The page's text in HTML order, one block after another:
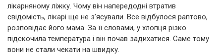
лікарняному ліжку. Чому він напередодні втратив
свідомість, лікарі ще не з’ясували. Все відбулося раптово,
розповідає його мама. За її словами, у хлопця різко
підскочила температура і він почав задихатися. Саме тому
вони не стали чекати на швидку.